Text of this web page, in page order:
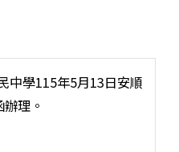
中學115年5月13日安順
理。